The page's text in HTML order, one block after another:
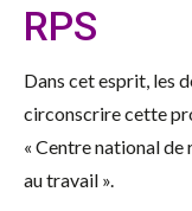
RPS
Dans cet esprit, les
circonscrire cette
« Centre national de
au travail ».